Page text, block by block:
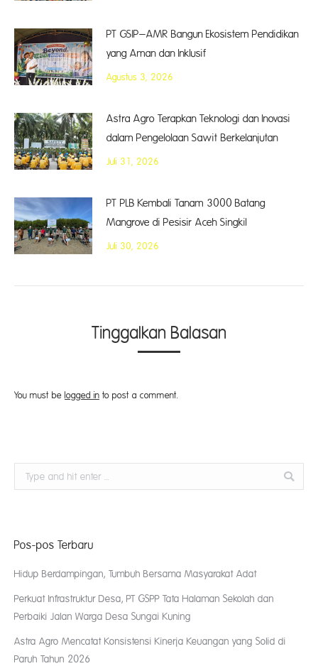
PT GSIP–AMR Bangun Ekosistem Pendidikan
yang Aman dan Inklusif
Agustus 3, 2026
Astra Agro Terapkan Teknologi dan Inovasi
dalam Pengelolaan Sawit Berkelanjutan
Juli 31, 2026
PT PLB Kembali Tanam 3000 Batang
Mangrove di Pesisir Aceh Singkil
Juli 30, 2026
Tinggalkan Balasan
You must be logged in to post a comment.
Search:
Pos-pos Terbaru
Hidup Berdampingan, Tumbuh Bersama Masyarakat Adat
Perkuat Infrastruktur Desa, PT GSPP Tata Halaman Sekolah dan
Perbaiki Jalan Warga Desa Sungai Kuning
Astra Agro Mencatat Konsistensi Kinerja Keuangan yang Solid di
Paruh Tahun 2026